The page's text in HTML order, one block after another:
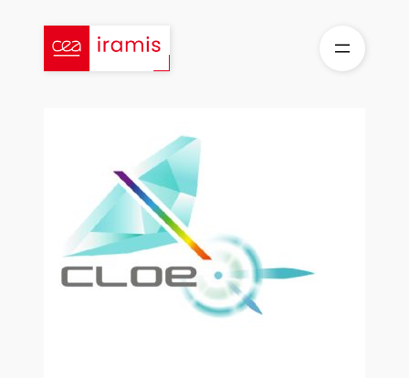
contenu